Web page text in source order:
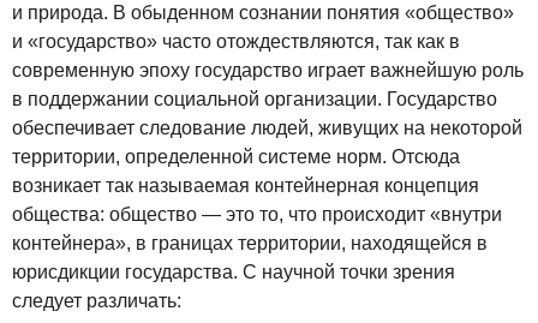
и природа. В обыденном сознании понятия «общество»
и «государство» часто отождествляются, так как в
современную эпоху государство играет важнейшую роль
в поддержании социальной организации. Государство
обеспечивает следование людей, живущих на некоторой
территории, определенной системе норм. Отсюда
возникает так называемая контейнерная концепция
общества: общество — это то, что происходит «внутри
контейнера», в границах территории, находящейся в
юрисдикции государства. С научной точки зрения
следует различать: